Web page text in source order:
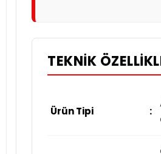
TEKNIK
Ürün Tipi :